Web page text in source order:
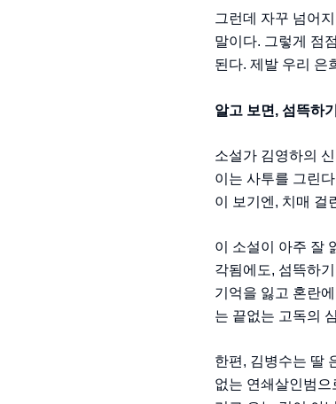
그런데 자꾸 넘어
말이다. 그렇게 점
된다. 제발 우리 은
알고 보면, 섬뜩하
소설가 김영하의
이는 사투를 그린
이 보기엔, 치매 걸
이 소설이 아주 잘
각됨에도, 섬뜩하
기억을 잃고 혼란
는 끝없는 고독의
한편, 김병수는 딸
없는 연쇄살인범으